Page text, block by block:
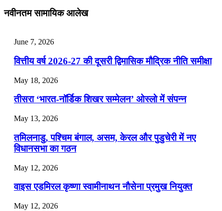
July 22, 2026
📝 डेली करेंट अफेयर्स: 19-21 जुलाई 2026
July 19, 2026
📝 डेली करेंट अफेयर्स: 16-18 जुलाई 2026
July 16, 2026
📝 डेली करेंट अफेयर्स: 13-15 जुलाई 2026
नवीनतम सामायिक आलेख
June 7, 2026
वित्तीय वर्ष 2026-27 की दूसरी द्विमासिक मौद्रिक नीति समीक्षा
May 18, 2026
तीसरा ‘भारत-नॉर्डिक शिखर सम्मेलन’ ओस्लो में संपन्न
May 13, 2026
तमिलनाडु, पश्चिम बंगाल, असम, केरल और पुडुचेरी में नए
विधानसभा का गठन
May 12, 2026
वाइस एडमिरल कृष्णा स्वामीनाथन नौसेना प्रमुख नियुक्त
May 12, 2026